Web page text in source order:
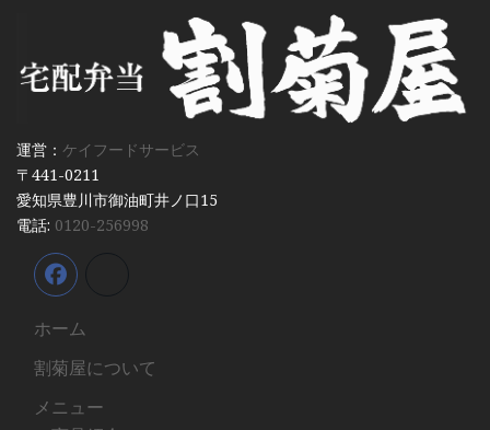
運営： ケイフードサービス
〒441-0211
愛知県豊川市御油町井ノ口15
電話: 0120-256998
ホーム
割菊屋について
メニュー